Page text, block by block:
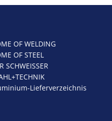
OF WELDING
OF STEEL
SCHWEISSER
Lieferverzeichnis